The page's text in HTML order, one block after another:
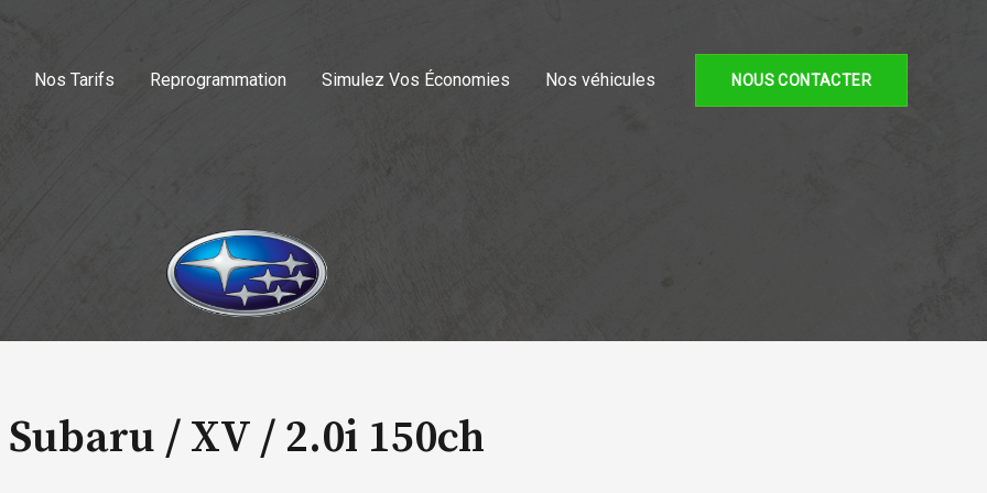
Nos Tarifs Reprogrammation Simulez Vos Économies Nos véhicules NOUS CONTACTER
Subaru / XV / 2.0i 150ch